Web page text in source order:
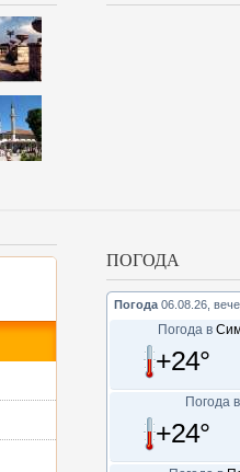
ПОГОДА
Погода 06.08.26,
Погода в
+24°
Погода в
+24°